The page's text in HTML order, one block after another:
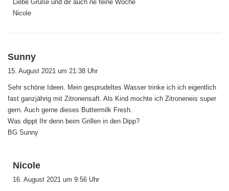
Liebe Grüße und dir auch ne feine Woche
Nicole
Sunny
t
:
15. August 2021 um 21:38 Uhr
Sehr schöne Ideen. Mein gesprudeltes Wasser trinke ich ich eigentlich
fast ganzjährig mit Zitronensaft. Als Kind mochte ich Zitroneneis super
gern. Auch gerne dieses Buttermilk Fresh.
Was dippt Ihr denn beim Grillen in den Dipp?
BG Sunny
Nicole
16. August 2021 um 9:56 Uhr